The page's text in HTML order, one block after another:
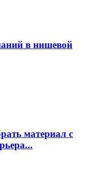
в нишевой
материал с